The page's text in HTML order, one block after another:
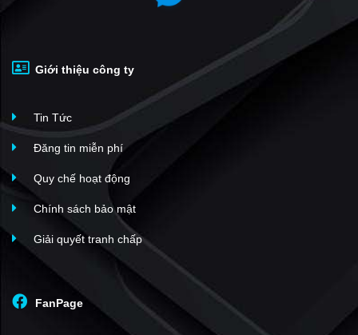
Giới thiệu công ty
Tin Tức
Đăng tin miễn phí
Quy chế hoạt động
Chính sách bảo mật
Giải quyết tranh chấp
FanPage